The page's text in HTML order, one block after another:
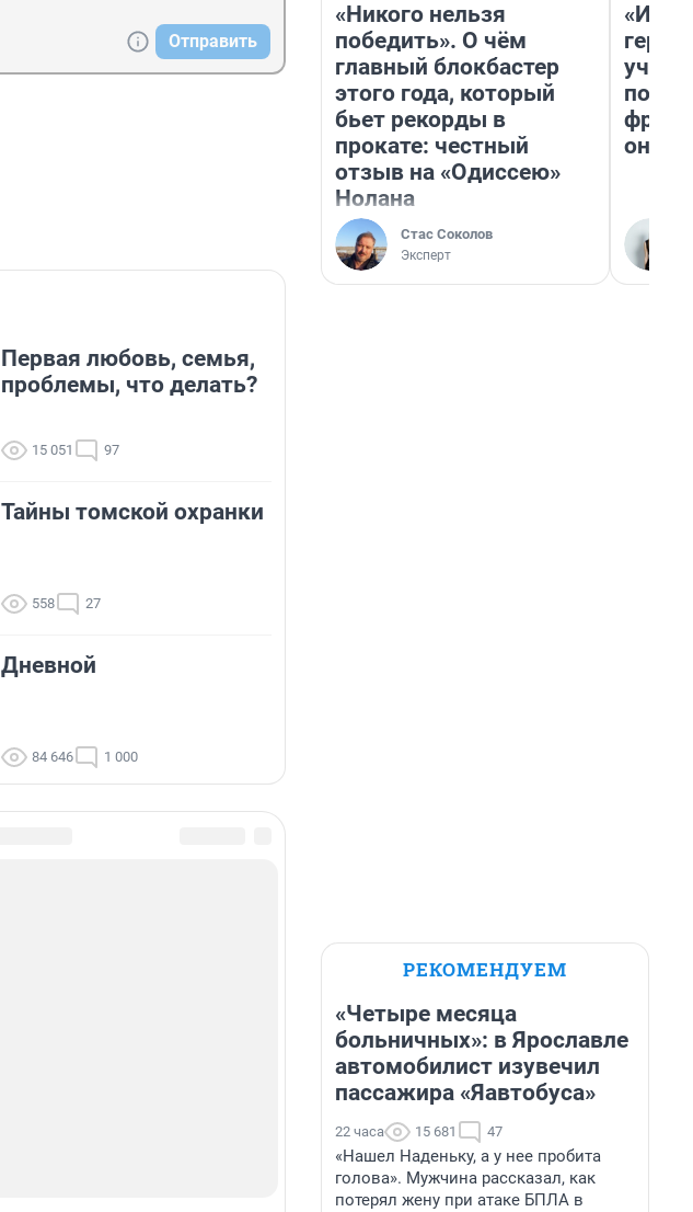
Отправить
Первая любовь, семья,
проблемы, что делать?
15 051 97
Тайны томской охранки
558 27
Дневной
84 646 1 000
«Никого нельзя
победить». О чём
главный блокбастер
этого года, который
бьет рекорды в
прокате: честный
отзыв на «Одиссею»
Нолана
Стас Соколов
Эксперт
учит
она
РЕКОМЕНДУЕМ
«Четыре месяца
больничных»: в Ярославле
автомобилист изувечил
пассажира «Яавтобуса»
22 часа 15 681 47
«Нашел Наденьку, а у нее пробита
голова». Мужчина рассказал, как
потерял жену при атаке БПЛА в